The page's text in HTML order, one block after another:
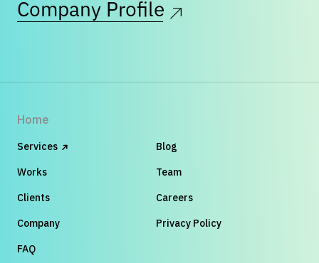
Company Profile
Home
Services
Works
Clients
Company
FAQ
Blog
Team
Careers
Privacy Policy